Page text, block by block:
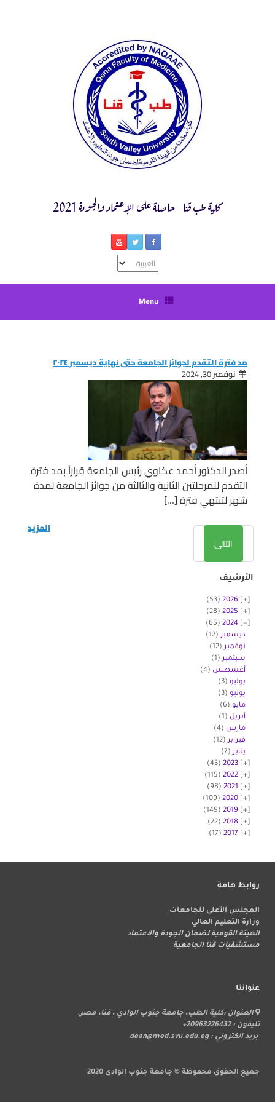
كلية طب قنا - حاصلة على الإعتماد والجودة 2021
اختر
لغة
Menu
مد فترة التقدم لجوائز الجامعة حتى نهاية ديسمبر ٢٠٢٤
نوفمبر 30, 2024
أصدر الدكتور أحمد عكاوي رئيس الجامعة قراراً بمد فترة
التقدم للمرحلتين الثانية والثالثة من جوائز الجامعة لمدة
شهر لتنتهي فترة […]
المزيد
التالى
الأرشيف
2026
(53)
2025
(28)
2024
(65)
ديسمبر(12)
نوفمبر(12)
سبتمبر(1)
أغسطس (4)
يوليو (3)
يونيو (3)
مايو (6)
أبريل (1)
مارس (4)
فبراير(12)
يناير(7)
2023
(43)
2022
(115)
2021
(98)
2020
(109)
2019
(149)
2018
(22)
2017
(17)
روابط هامة
المجلس الأعلى للجامعات
وزارة التعليم العالي
الهيئة القومية لضمان الجودة والاعتماد
مستشفيات قنا الجامعية
عنواننا
العنوان :كلية الطب، جامعة جنوب الوادي ، قنا، مصر.
تليفون : 20963226432+
بريد الكتروني : dean@med.svu.edu.eg
جميع الحقوق محفوظة © جامعة جنوب الوادى 2020